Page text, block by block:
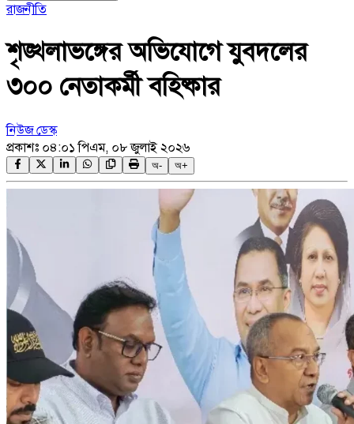
রাজনীতি
শৃঙ্খলাভঙ্গের অভিযোগে যুবদলের
৩০০ নেতাকর্মী বহিষ্কার
নিউজ ডেস্ক
প্রকাশঃ ০৪:০১ পিএম, ০৮ জুলাই ২০২৬
অ- অ+